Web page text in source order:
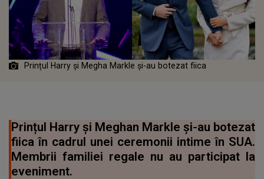
Prințul Harry și Megha Markle și-au botezat fiica
Prințul Harry și Meghan Markle și-au botezat
fiica în cadrul unei ceremonii intime în SUA.
Membrii familiei regale nu au participat la
eveniment.